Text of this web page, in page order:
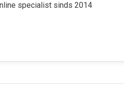
specialist sinds 2014